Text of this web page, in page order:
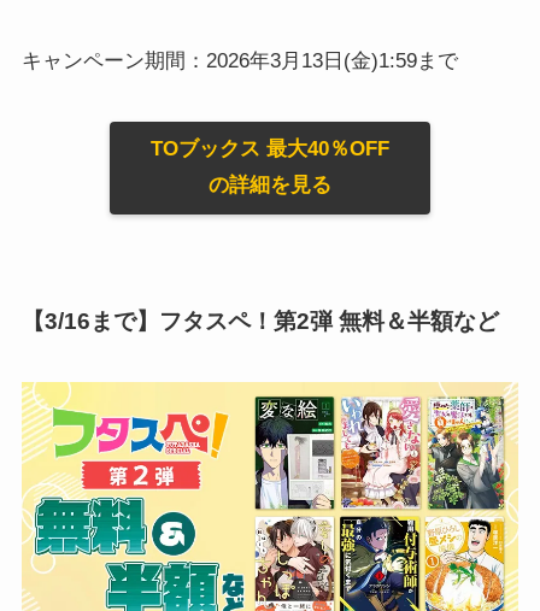
キャンペーン期間：2026年3月13日(金)1:59まで
TOブックス 最大40％OFF
の詳細を見る
【3/16まで】フタスペ！第2弾 無料＆半額など